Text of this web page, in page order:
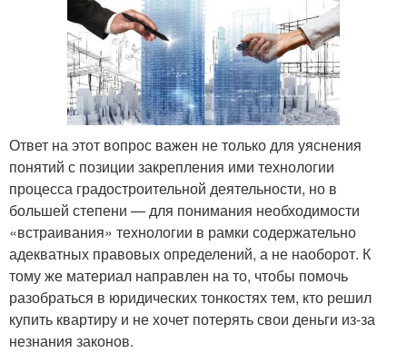
Ответ на этот вопрос важен не только для уяснения
понятий с позиции закрепления ими технологии
процесса градостроительной деятельности, но в
большей степени — для понимания необходимости
«встраивания» технологии в рамки содержательно
адекватных правовых определений, а не наоборот. К
тому же материал направлен на то, чтобы помочь
разобраться в юридических тонкостях тем, кто решил
купить квартиру и не хочет потерять свои деньги из-за
незнания законов.